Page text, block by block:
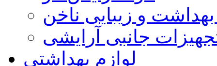
و زیبایی ناخن
جانبی آرایشی
لوازم بهداشتی